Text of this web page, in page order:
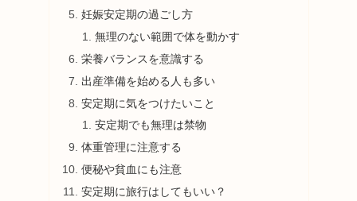
妊娠安定期の過ごし方
無理のない範囲で体を動かす
栄養バランスを意識する
出産準備を始める人も多い
安定期に気をつけたいこと
安定期でも無理は禁物
体重管理に注意する
便秘や貧血にも注意
安定期に旅行はしてもいい？